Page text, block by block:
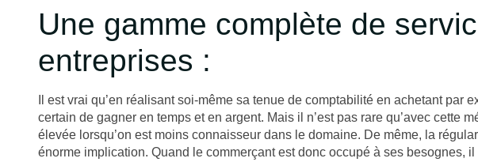
Une gamme complète de
entreprises :
Il est vrai qu’en réalisant soi-même sa tenue de comptabilité en achetant par
certain de gagner en temps et en argent. Mais il n’est pas rare qu’avec cette
élevée lorsqu’on est moins connaisseur dans le domaine. De même, la
énorme implication. Quand le commerçant est donc occupé à ses besognes,